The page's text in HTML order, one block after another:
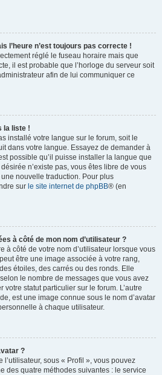
l’heure n’est toujours pas correcte !
réglé le fuseau horaire mais que
il est probable que l’horloge du serveur soit
afin de lui communiquer ce
la liste !
installé votre langue sur le forum, soit le
dans votre langue. Essayez de demander à
possible qu’il puisse installer la langue que
n’existe pas, vous êtes libre de vous
nouvelle traduction. Pour plus
sur le site internet de phpBB® (en
à côté de mon nom d’utilisateur ?
à côté de votre nom d’utilisateur lorsque vous
être une image associée à votre rang,
étoiles, des carrés ou des ronds. Elle
le nombre de messages que vous avez
statut particulier sur le forum. L’autre
est une image connue sous le nom d’avatar
à chaque utilisateur.
?
sous « Profil », vous pouvez
des quatre méthodes suivantes : le service